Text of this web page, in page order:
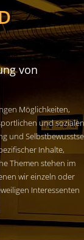
von
Möglichkeiten,
und sozialen
und
Inhalte,
Themen stehen im
wir einzeln oder
Interessenten